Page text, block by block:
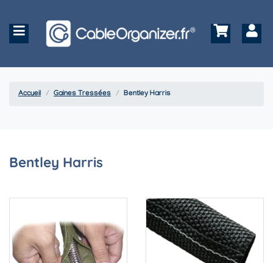
Accueil Gaines Tressées Bentley Harris
Bentley Harris